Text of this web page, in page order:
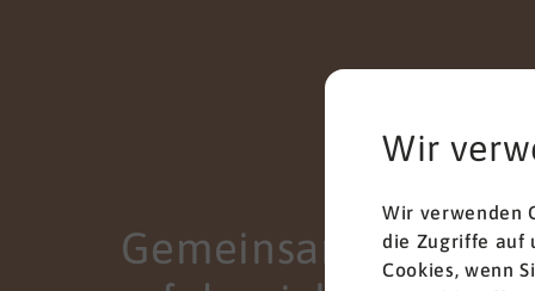
Gemeinsam zum
Wir
Wir verwenden
die Zugriffe auf
Cookies, wenn